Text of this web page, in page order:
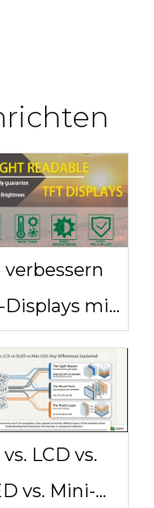
verbessern
Displays mit
Helligkeit
Sichtbarkeit?
LCD vs.
vs. Mini-